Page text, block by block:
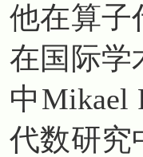
他在算子
在国际学
中Mikael
代数研究